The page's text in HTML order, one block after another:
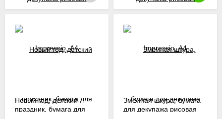
Новый год, детский
праздник, бумага для
Змеиная шкура, бумага
для декупажа рисовая